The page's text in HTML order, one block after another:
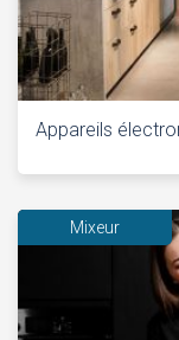
Appareils
Mixeur